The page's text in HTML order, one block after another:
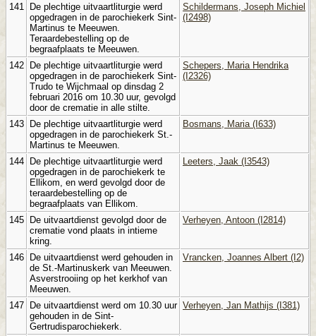
141
De plechtige uitvaartliturgie werd
opgedragen in de parochiekerk Sint-
Martinus te Meeuwen.
Teraardebestelling op de
begraafplaats te Meeuwen.
Schildermans, Joseph Michiel
(I2498)
142
De plechtige uitvaartliturgie werd
opgedragen in de parochiekerk Sint-
Trudo te Wijchmaal op dinsdag 2
februari 2016 om 10.30 uur, gevolgd
door de crematie in alle stilte.
Schepers, Maria Hendrika
(I2326)
143
De plechtige uitvaartliturgie werd
opgedragen in de parochiekerk St.-
Martinus te Meeuwen.
Bosmans, Maria (I633)
144
De plechtige uitvaartliturgie werd
opgedragen in de parochiekerk te
Ellikom, en werd gevolgd door de
teraardebestelling op de
begraafplaats van Ellikom.
Leeters, Jaak (I3543)
145
De uitvaartdienst gevolgd door de
crematie vond plaats in intieme
kring.
Verheyen, Antoon (I2814)
146
De uitvaartdienst werd gehouden in
de St.-Martinuskerk van Meeuwen.
Asverstrooiing op het kerkhof van
Meeuwen.
Vrancken, Joannes Albert (I2)
147
De uitvaartdienst werd om 10.30 uur
gehouden in de Sint-
Gertrudisparochiekerk.
Verheyen, Jan Mathijs (I381)